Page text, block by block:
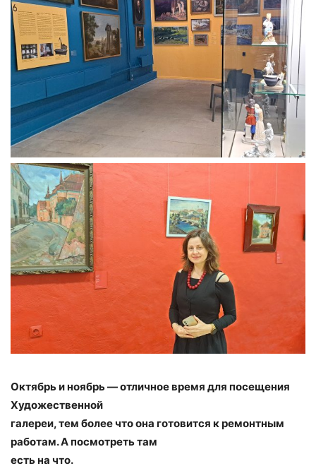
Октябрь и ноябрь — отличное время для посещения
Художественной
галереи, тем более что она готовится к ремонтным
работам. А посмотреть там
есть на что.